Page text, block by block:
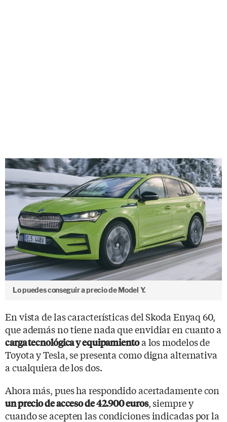
Lo puedes conseguir a precio de Model Y.
En vista de las características del Skoda Enyaq 60,
que además no tiene nada que envidiar en cuanto a
carga tecnológica y equipamientoa los modelos de
Toyota y Tesla, se presenta como digna alternativa
a cualquiera de los dos.
Ahora más, pues ha respondido acertadamente con
un precio de acceso de 42.900 euros, siempre y
cuando se acepten las condiciones indicadas por la